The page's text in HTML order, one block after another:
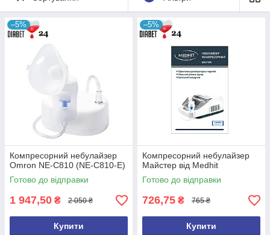
Інгалятори
Якісні небулайзери для дорослих і
Перевірені часом і експертами інгалятори від
затребуваних виробників. Тільки оригінальні
товари за доступними цінами. Забезпечують
максимально ефективне використання
лікарських засобів без негативного впливу на
організм.
–5%
Компресорний небулайзер
Omron NE-C810 (NE-C810-E)
Готово до відправки
1 947,50 ₴ 2 050 ₴
Купити
–5%
Компресорний небулайзер
Майстер від Medhit
Готово до відправки
726,75 ₴ 765 ₴
Купити